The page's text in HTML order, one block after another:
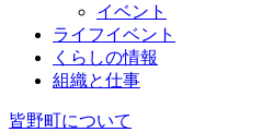
イベント
ライフイベント
くらしの情報
組織と仕事
皆野町について